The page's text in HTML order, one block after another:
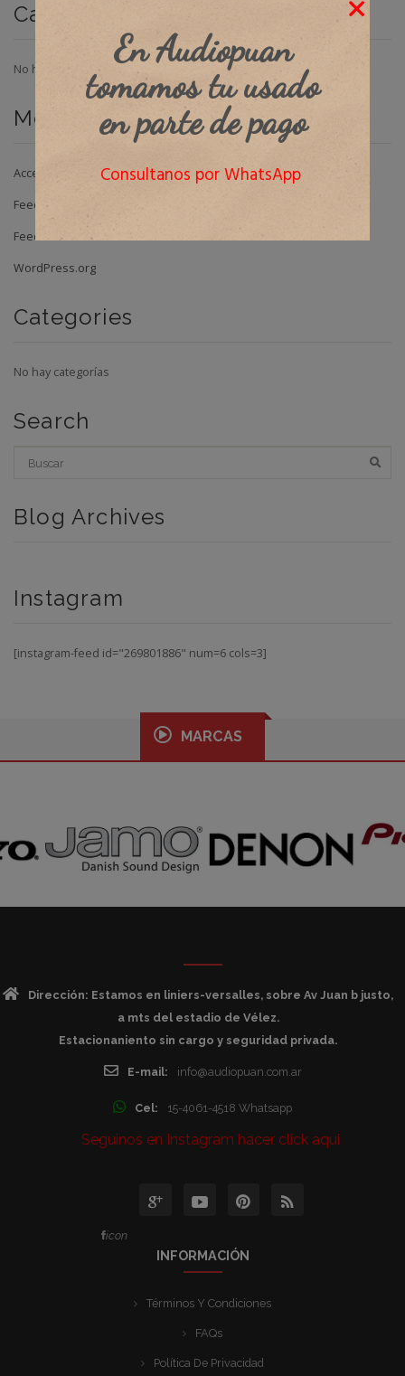
Categorías
No hay categorías
Meta
Acceder
Feed de entradas
Feed de comentarios
WordPress.org
Categories
No hay categorías
Search
Blog Archives
Instagram
[instagram-feed id="269801886" num=6 cols=3]
MARCAS
Dirección: Estamos en liniers-versalles, sobre Av Juan b justo,
a mts del estadio de Vélez.
Estacionaniento sin cargo y seguridad privada.
E-mail: info@audiopuan.com.ar
Cel: 15-4061-4518 Whatsapp
Seguinos en Instagram hacer click aqui
icon
INFORMACIÓN
Términos Y Condiciones
FAQs
Política De Privacidad
En Audiopuan
tomamos tu usado
en parte de pago
Consultanos por WhatsApp